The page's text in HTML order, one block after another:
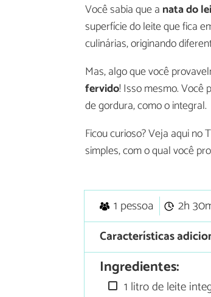
Você sabia que a nata do
superfície do leite que fica
culinárias, originando
Mas, algo que você
fervido! Isso mesmo. Você
de gordura, como o integral.
Ficou curioso? Veja aqui no
simples, com o qual você
1 pessoa 2h
Características
Ingredientes:
1 litro de leite